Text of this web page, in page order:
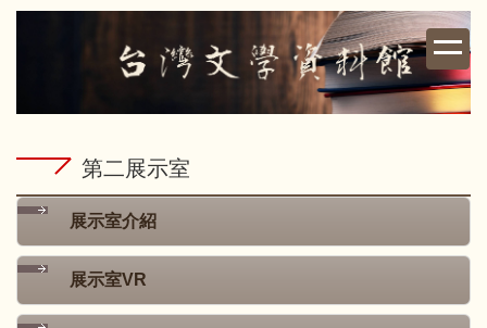
跳
第二展示室
展示室介紹
展示室VR